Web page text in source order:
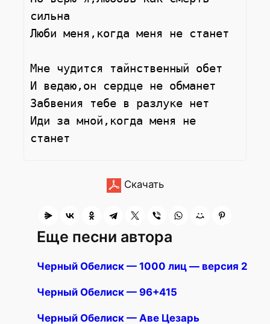
сильна
Люби меня,когда меня не станет
Мне чудится тайнственный обет
И ведаю,он сердце не обманет
Забвения тебе в разлуке нет
Иди за мной,когда меня не
Скачать
Еще песни автора
Черный Обелиск — 1000 лиц — версия 2
Черный Обелиск — 96+415
Черный Обелиск — Аве Цезарь